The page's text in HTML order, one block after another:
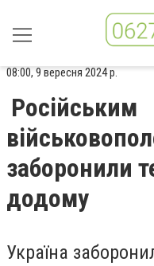
08:00, 9 вересня 2024 р.
Російським
заборонили
додому
Україна